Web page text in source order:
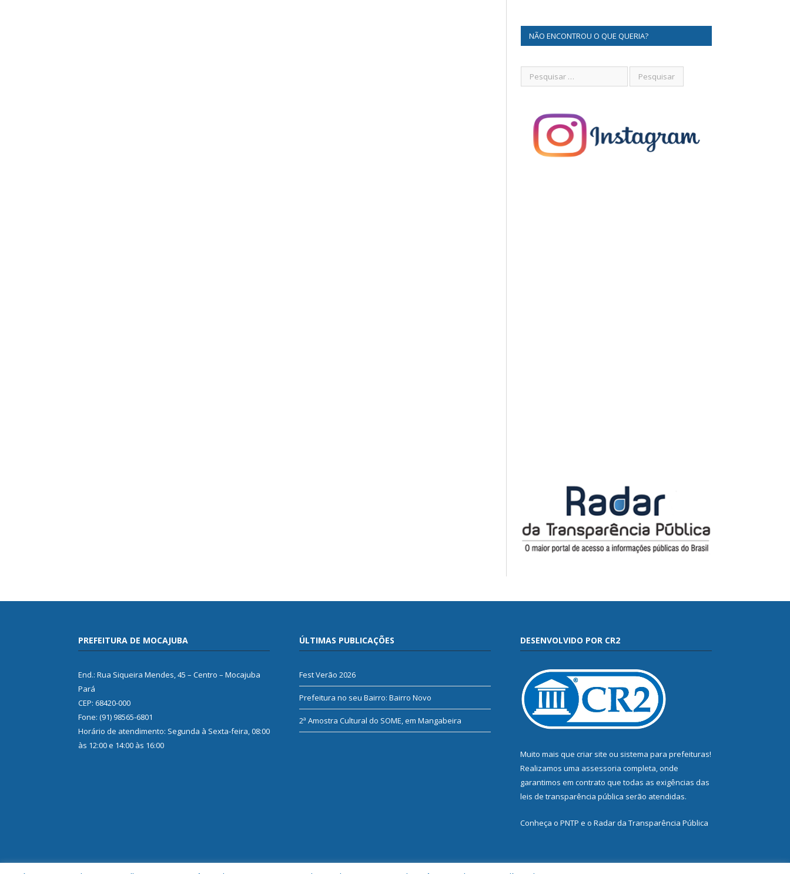
NÃO ENCONTROU O QUE QUERIA?
PREFEITURA DE MOCAJUBA
End.: Rua Siqueira Mendes, 45 – Centro – Mocajuba
Pará
CEP: 68420-000
Fone: (91) 98565-6801
Horário de atendimento: Segunda à Sexta-feira, 08:00
às 12:00 e 14:00 às 16:00
ÚLTIMAS PUBLICAÇÕES
Fest Verão 2026
Prefeitura no seu Bairro: Bairro Novo
2ª Amostra Cultural do SOME, em Mangabeira
DESENVOLVIDO POR CR2
Muito mais que criar site ou sistema para prefeituras!
Realizamos uma assessoria completa, onde
garantimos em contrato que todas as exigências das
leis de transparência pública serão atendidas.
Conheça o PNTP e o Radar da Transparência Pública